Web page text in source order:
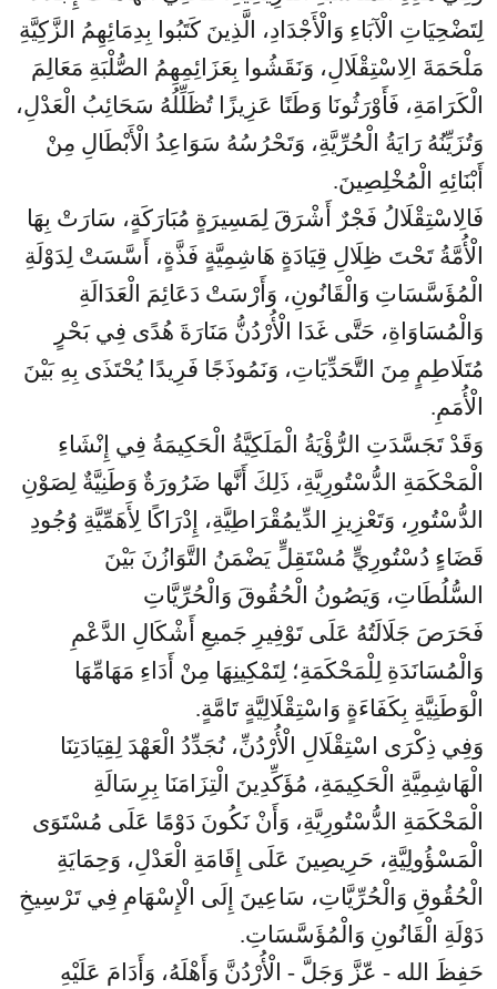
لِتَضْحِيَاتِ الْآبَاءِ وَالْأَجْدَادِ، الَّذِينَ كَتَبُوا بِدِمَائِهِمُ الزَّكِيَّةِ
مَلْحَمَةَ الِاسْتِقْلَالِ، وَنَقَشُوا بِعَزَائِمِهِمُ الصُّلْبَةِ مَعَالِمَ
الْكَرَامَةِ، فَأَوْرَثُونَا وَطَنًا عَزِيزًا تُظَلِّلُهُ سَحَائِبُ الْعَدْلِ،
وَتُزَيِّنُهُ رَايَةُ الْحُرِّيَّةِ، وَتَحْرُسُهُ سَوَاعِدُ الْأَبْطَالِ مِنْ
أَبْنَائِهِ الْمُخْلِصِينَ.
فَالِاسْتِقْلَالُ فَجْرٌ أَشْرَقَ لِمَسِيرَةٍ مُبَارَكَةٍ، سَارَتْ بِهَا
الْأُمَّةُ تَحْتَ ظِلَالِ قِيَادَةٍ هَاشِمِيَّةٍ فَذَّةٍ، أَسَّسَتْ لِدَوْلَةِ
الْمُؤَسَّسَاتِ وَالْقَانُونِ، وَأَرْسَتْ دَعَائِمَ الْعَدَالَةِ
وَالْمُسَاوَاةِ، حَتَّى غَدَا الْأُرْدُنُّ مَنَارَةَ هُدًى فِي بَحْرٍ
مُتَلَاطِمٍ مِنَ التَّحَدِّيَاتِ، وَنَمُوذَجًا فَرِيدًا يُحْتَذَى بِهِ بَيْنَ
الْأُمَمِ.
وَقَدْ تَجَسَّدَتِ الرُّؤْيَةُ الْمَلَكِيَّةُ الْحَكِيمَةُ فِي إِنْشَاءِ
الْمَحْكَمَةِ الدُّسْتُورِيَّةِ، ذَلِكَ أَنَّها ضَرُورَةٌ وَطَنِيَّةٌ لِصَوْنِ
الدُّسْتُورِ، وَتَعْزِيزِ الدِّيمُقْرَاطِيَّةِ، إِدْرَاكًا لِأَهَمِّيَّةِ وُجُودِ
قَضَاءٍ دُسْتُورِيٍّ مُسْتَقِلٍّ يَضْمَنُ التَّوَازُنَ بَيْنَ
السُّلُطَاتِ، وَيَصُونُ الْحُقُوقَ وَالْحُرِّيَّاتِ
فَحَرَصَ جَلَالَتُهُ عَلَى تَوْفِيرِ جَميعِ أَشْكَالِ الدَّعْمِ
وَالْمُسَانَدَةِ لِلْمَحْكَمَةِ؛ لِتَمْكِينِهَا مِنْ أَدَاءِ مَهَامِّهَا
الْوَطَنِيَّةِ بِكَفَاءَةٍ وَاسْتِقْلَالِيَّةٍ تَامَّةٍ.
وَفِي ذِكْرَى اسْتِقْلَالِ الْأُرْدُنِّ، نُجَدِّدُ الْعَهْدَ لِقِيَادَتِنَا
الْهَاشِمِيَّةِ الْحَكِيمَةِ، مُؤَكِّدِينَ الْتِزَامَنَا بِرِسَالَةِ
الْمَحْكَمَةِ الدُّسْتُورِيَّةِ، وَأَنْ نَكُونَ دَوْمًا عَلَى مُسْتَوَى
الْمَسْؤُولِيَّةِ، حَرِيصِينَ عَلَى إِقَامَةِ الْعَدْلِ، وَحِمَايَةِ
الْحُقُوقِ وَالْحُرِّيَّاتِ، سَاعِينَ إِلَى الْإِسْهَامِ فِي تَرْسِيخِ
دَوْلَةِ الْقَانُونِ وَالْمُؤَسَّسَاتِ.
حَفِظَ الله - عّزَّ وَجَلَّ - الْأُرْدُنَّ وَأَهْلَهُ، وَأَدَامَ عَلَيْهِ